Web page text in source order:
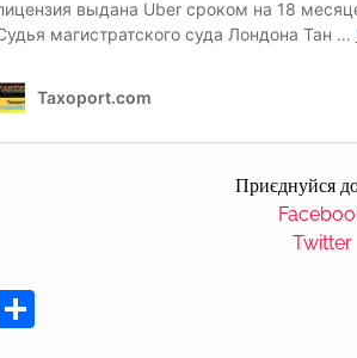
Поділитися
Приєднуйся
Twitter